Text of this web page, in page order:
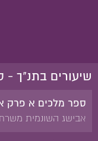
שיעורים בתנ"ך -
ספר מלכים א פרק
אבישג השונמית